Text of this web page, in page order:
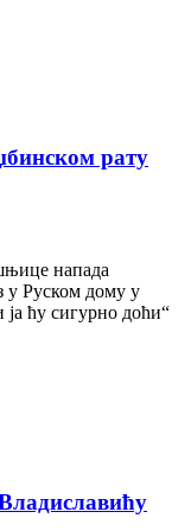
рату
напада
у Руском дому у
ја ћу сигурно доћи“